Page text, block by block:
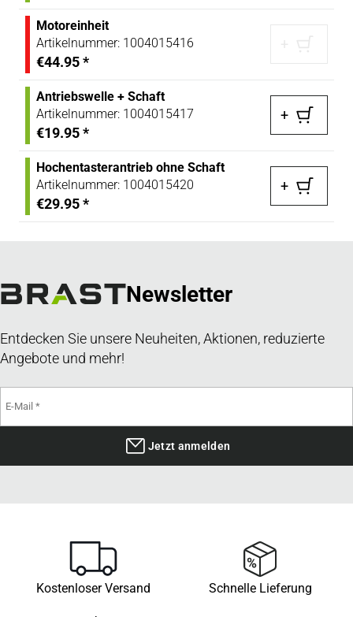
Motoreinheit
Artikelnummer: 1004015416
€44.95*
Antriebswelle + Schaft
Artikelnummer: 1004015417
€19.95*
+
Hochentasterantrieb ohne Schaft
Artikelnummer: 1004015420
€29.95*
+
Newsletter
Entdecken Sie unsere Neuheiten, Aktionen, reduzierte
Angebote und mehr!
Jetzt anmelden
Kostenloser Versand Schnelle Lieferung